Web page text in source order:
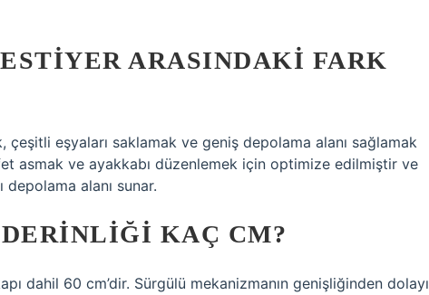
ARASINDAKI FARK
çeşitli eşyaları saklamak ve geniş depolama alanı sağlamak
asmak ve ayakkabı düzenlemek için optimize edilmiştir ve
depolama alanı sunar.
KAÇ CM?
dahil 60 cm’dir. Sürgülü mekanizmanın genişliğinden dolayı